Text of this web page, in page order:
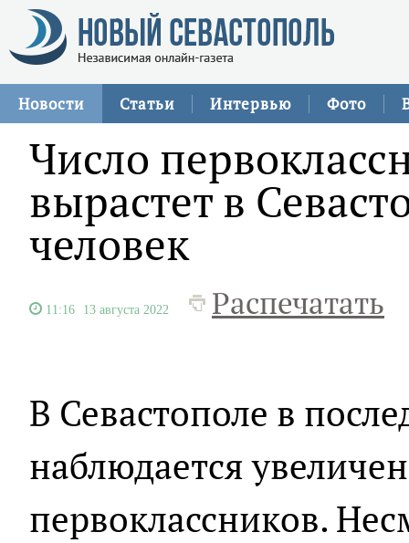
Новости Статьи Интервью Фото
Число
вырастет в
человек
11:16 13 августа 2022 Распечатать
В Севастополе в
наблюдается
первоклассников.